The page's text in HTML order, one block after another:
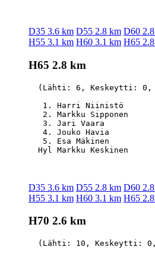
D35 3.6 km D55 2.8 km D60
H55 3.1 km H60 3.1 km H65
H65 2.8 km
(Lähti: 6, Keskeytti: 0,
1. Harri Niinistö
2. Markku Sipponen
3. Jari Vaara
4. Jouko Havia
5. Esa Mäkinen
D35 3.6 km D55 2.8 km D60
H55 3.1 km H60 3.1 km H65
H70 2.6 km
(Lähti: 10, Keskeytti: